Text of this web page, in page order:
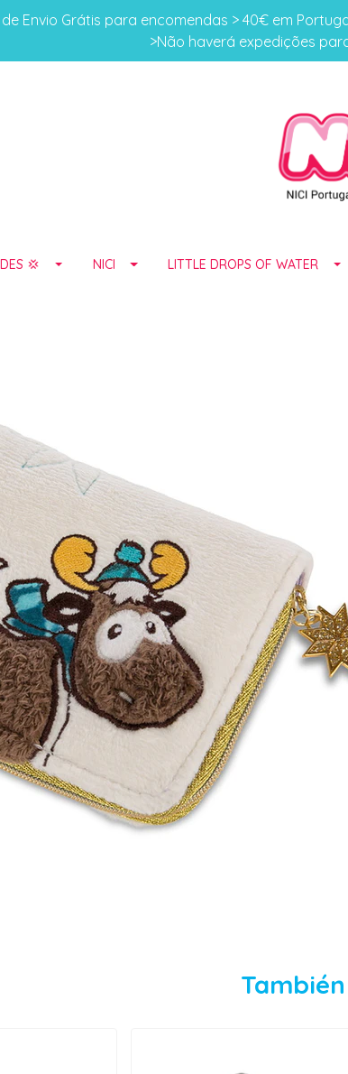
Envio Grátis para encomendas > 40€ em
>Não haverá expedições
💢 NICI LITTLE DROPS OF WATER